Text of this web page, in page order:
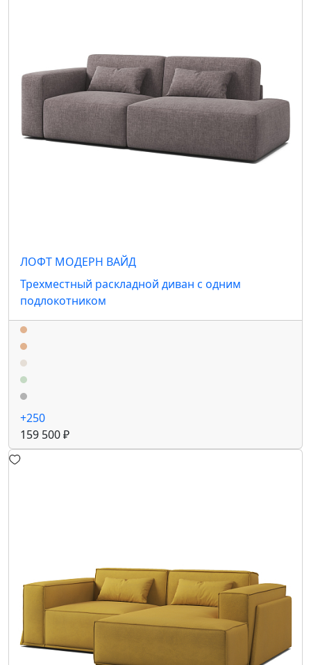
ЛОФТ МОДЕРН ВАЙД
Трехместный раскладной диван с одним
подлокотником
+250
159 500 ₽